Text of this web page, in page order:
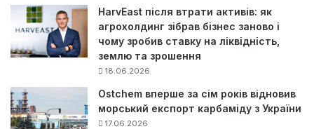
HarvEast після втрати активів: як
агрохолдинг зібрав бізнес заново і
чому зробив ставку на ліквідність,
землю та зрошення
18.06.2026
Ostchem вперше за сім років відновив
морський експорт карбаміду з України
17.06.2026